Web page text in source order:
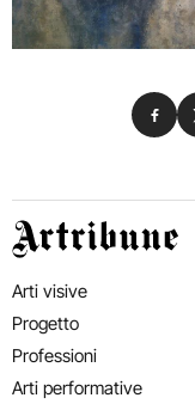
Artribune
Arti visive
Progetto
Professioni
Arti performative